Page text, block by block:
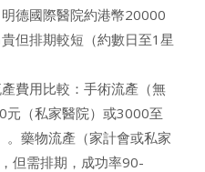
德國際醫院約港幣20000
但排期較短（約數日至1星
費用比較：手術流產（無
（私家醫院）或3000至
藥物流產（家計會或私家
但需排期，成功率90-